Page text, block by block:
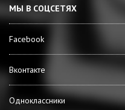
МЫ В СОЦСЕТЯХ
Facebook
Вконтакте
Одноклассники